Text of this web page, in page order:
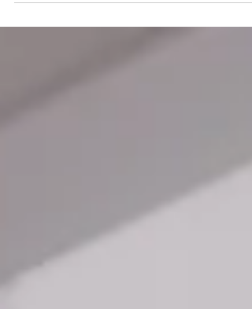
“dom para vendas”, está completamente...